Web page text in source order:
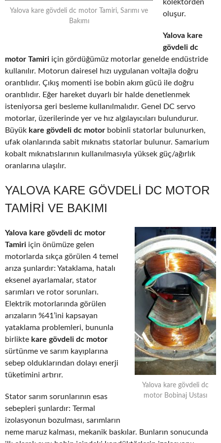
Yalova kare gövdeli dc motor Tamiri, Sarımı ve
Bakımı
kolektörden
oluşur.
Yalova kare
gövdeli dc
motor Tamiri için gördüğümüz motorlar genelde endüstride
kullanılır. Motorun dairesel hızı uygulanan voltajla doğru
orantılıdır. Çıkış momenti ise bobin akım gücü ile doğru
orantılıdır. Eğer hareket duyarlı bir halde denetlenmek
isteniyorsa geri besleme kullanılmalıdır. Genel DC servo
motorlar, üzerilerinde yer ve hız algılayıcıları bulundurur.
Büyük kare gövdeli dc motor bobinli statorlar bulunurken,
ufak olanlarında sabit mıknatıs statorlar bulunur. Samarium
kobalt mıknatıslarının kullanılmasıyla yüksek güç/ağırlık
oranlarına ulaşılır.
YALOVA KARE GÖVDELI DC MOTOR
TAMIRI VE BAKIMI
Yalova kare gövdeli dc
motor Bobinaj Ustası
Yalova kare gövdeli dc motor
Tamiri için önümüze gelen
motorlarda sıkça görülen 4 temel
arıza şunlardır: Yataklama, hatalı
eksenel ayarlamalar, stator
sarımları ve rotor sorunları.
Elektrik motorlarında görülen
arızaların %41’ini kapsayan
yataklama problemleri, bununla
birlikte kare gövdeli dc motor
sürtünme ve sarım kayıplarına
sebep olduklarından dolayı enerji
tüketimini artırır.
Stator sarım sorunlarının esas
sebepleri şunlardır: Termal
izolasyonun bozulması, sarımların
neme maruz kalması, mekanik baskılar. Bunların sonucunda